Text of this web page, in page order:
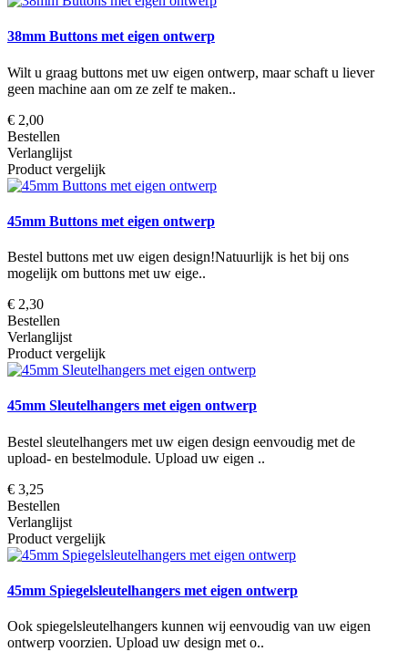
38mm Buttons met eigen ontwerp
Wilt u graag buttons met uw eigen ontwerp, maar schaft u liever
geen machine aan om ze zelf te maken..
€ 2,00
Bestellen
Verlanglijst
Product vergelijk
45mm Buttons met eigen ontwerp
Bestel buttons met uw eigen design!Natuurlijk is het bij ons
mogelijk om buttons met uw eige..
€ 2,30
Bestellen
Verlanglijst
Product vergelijk
45mm Sleutelhangers met eigen ontwerp
Bestel sleutelhangers met uw eigen design eenvoudig met de
upload- en bestelmodule. Upload uw eigen ..
€ 3,25
Bestellen
Verlanglijst
Product vergelijk
45mm Spiegelsleutelhangers met eigen ontwerp
Ook spiegelsleutelhangers kunnen wij eenvoudig van uw eigen
ontwerp voorzien. Upload uw design met o..